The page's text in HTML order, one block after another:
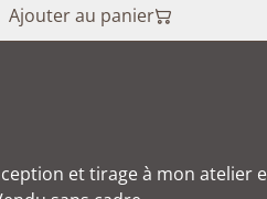
Ajouter au panier
et tirage à mon atelier